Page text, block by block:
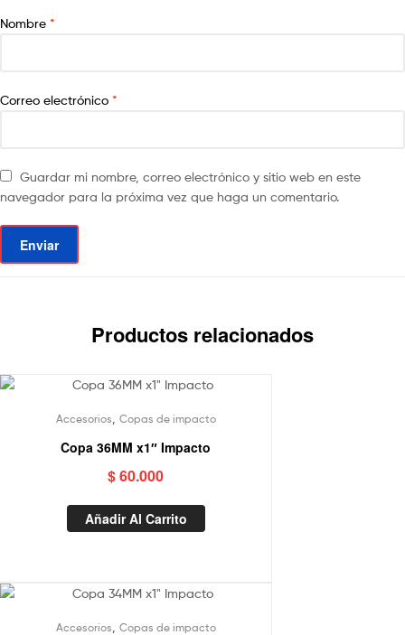
Nombre *
Correo electrónico *
Guardar mi nombre, correo electrónico y sitio web en este
navegador para la próxima vez que haga un comentario.
Productos relacionados
Accesorios Copas de impacto
Copa 36MM x1″ Impacto
$60.000
Añadir Al Carrito
Accesorios Copas de impacto